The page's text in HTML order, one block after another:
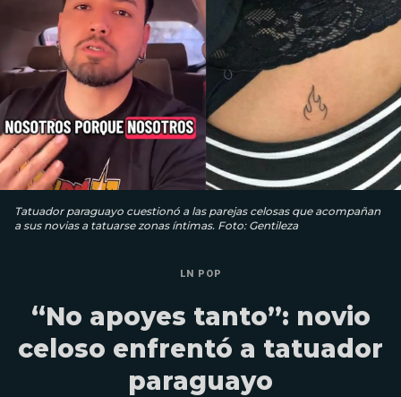
Tatuador paraguayo cuestionó a las parejas celosas que acompañan
a sus novias a tatuarse zonas íntimas. Foto: Gentileza
LN POP
“No apoyes tanto”: novio
celoso enfrentó a tatuador
paraguayo